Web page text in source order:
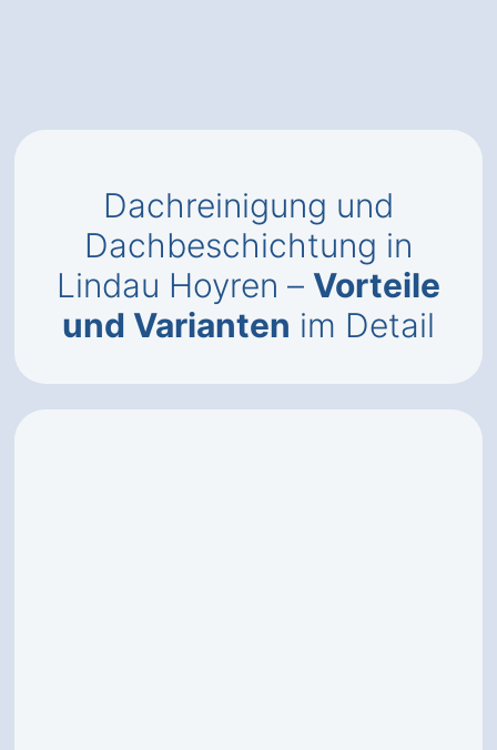
Dachreinigung und
Dachbeschichtung in
Lindau Hoyren – Vorteile
und Varianten im Detail